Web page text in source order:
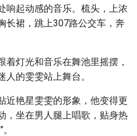
响起动感的音乐。梳头，上浓
长裙，跳上307路公交车，奔
灯光和音乐在舞池里摇摆，
的雯雯站上舞台。
近艳星雯雯的形象，他变得更
，坐在男人腿上唱歌，贴身热